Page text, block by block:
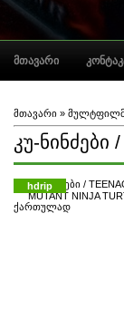
ᲛᲗᲐᲕᲐᲠᲘ
მთავარი »
კუ-
hdrip